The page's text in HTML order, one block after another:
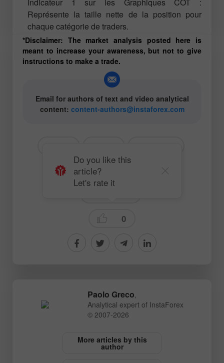
Représente la taille nette de la position pour
chaque catégorie de traders.
*Disclaimer: The market analysis posted here is
meant to increase your awareness, but not to give
instructions to make a trade.
Email for authors of text and video analytical
content: content-authors@instaforex.com
# COT (Commitments of Traders)
0
Do you like this
article?
Let's rate it
Paolo Greco,
Analytical expert of InstaForex
© 2007-2026
More articles by this
author